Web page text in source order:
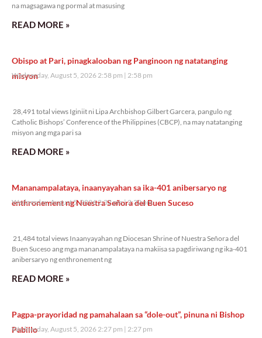
na magsagawa ng pormal at masusing
READ MORE »
Obispo at Pari, pinagkalooban ng Panginoon ng natatanging
misyon
Wednesday, August 5, 2026 2:58 pm 2:58 pm
28,491 total views Iginiit ni Lipa Archbishop Gilbert Garcera, pangulo ng
Catholic Bishops’ Conference of the Philippines (CBCP), na may natatanging
misyon ang mga pari sa
READ MORE »
Mananampalataya, inaanyayahan sa ika-401 anibersaryo ng
enthronement ng Nuestra Señora del Buen Suceso
Wednesday, August 5, 2026 2:32 pm 2:32 pm
21,484 total views Inaanyayahan ng Diocesan Shrine of Nuestra Señora del
Buen Suceso ang mga mananampalataya na makiisa sa pagdiriwang ng ika-401
anibersaryo ng enthronement ng
READ MORE »
Pagpa-prayoridad ng pamahalaan sa “dole-out”, pinuna ni Bishop
Pabillo
Wednesday, August 5, 2026 2:27 pm 2:27 pm